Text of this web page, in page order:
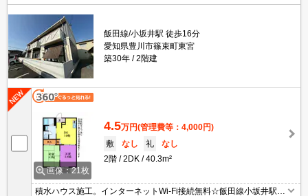
飯田線/小坂井駅 徒歩16分
愛知県豊川市篠束町東宮
築30年
2階建
画像：21枚
4.5万円(管理費等：4,000円)
敷
なし 礼
なし
2階
2DK 40.3m²
積水ハウス施工。インターネットWi-Fi接続無料☆飯田線小坂井駅ま